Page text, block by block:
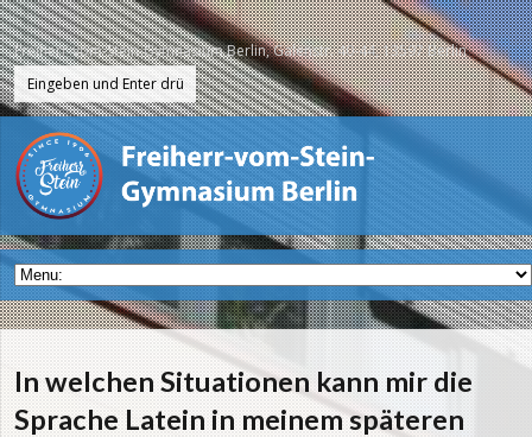
Freiherr-vom-Stein-Gymnasium Berlin, Galenstr. 40-44, 13597 Berlin
In welchen Situationen kann mir die
Sprache Latein in meinem späteren